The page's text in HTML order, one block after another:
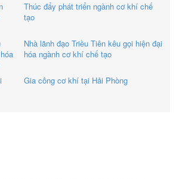
Thúc đẩy phát triển ngành cơ khí chế
tạo
Nhà lãnh đạo Triều Tiên kêu gọi hiện đại
hóa ngành cơ khí chế tạo
Gia công cơ khí tại Hải Phòng